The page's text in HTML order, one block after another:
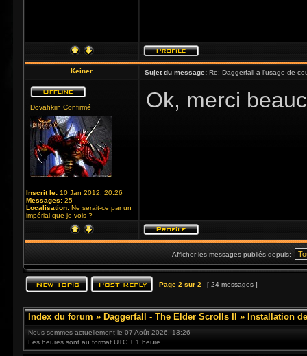
Keiner Sujet du message: Re: Daggerfall a l'usage de
Dovahkiin Confirmé
Inscrit le: 10 Jan 2012, 20:26
Messages: 25
Localisation: Ne serait-ce par un
impérial que je vois ?
Ok, merci
Afficher les messages publiés depuis:
Page 2 sur 2 [ 24 messages ]
Index du forum » Daggerfall - The Elder Scrolls II » Installation
Nous sommes actuellement le 07 Août 2026, 13:26
Les heures sont au format UTC + 1 heure